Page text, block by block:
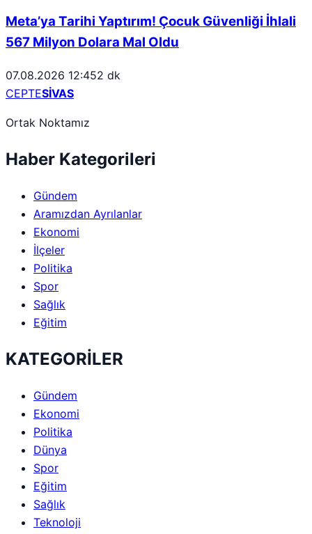
Meta’ya Tarihi Yaptırım! Çocuk Güvenliği İhlali
567 Milyon Dolara Mal Oldu
07.08.2026 12:452 dk
CEPTESİVAS
Ortak Noktamız
Haber Kategorileri
Gündem
Aramızdan Ayrılanlar
Ekonomi
İlçeler
Politika
Spor
Sağlık
Eğitim
KATEGORİLER
Gündem
Ekonomi
Politika
Dünya
Spor
Eğitim
Sağlık
Teknoloji